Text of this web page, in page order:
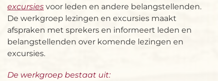
excursies voor leden en andere belangstellenden.
De werkgroep lezingen en excursies maakt
afspraken met sprekers en informeert leden en
belangstellenden over komende lezingen en
excursies.
De werkgroep bestaat uit: